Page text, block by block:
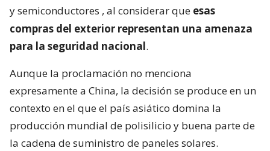
y semiconductores , al considerar que esas
compras del exterior representan una amenaza
para la seguridad nacional.
Aunque la proclamación no menciona
expresamente a China, la decisión se produce en un
contexto en el que el país asiático domina la
producción mundial de polisilicio y buena parte de
la cadena de suministro de paneles solares.